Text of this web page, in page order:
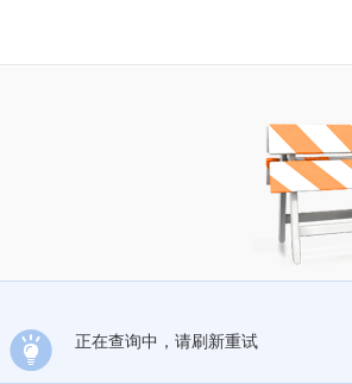
正在查询中，请刷新重试